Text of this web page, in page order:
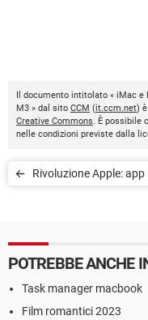
Il documento intitolato « iMac e
M3 » dal sito CCM (it.ccm.net)
Creative Commons . È
nelle condizioni previste dalla
Rivoluzione Apple: app
POTREBBE ANCHE
Task manager macbook
Film romantici 2023